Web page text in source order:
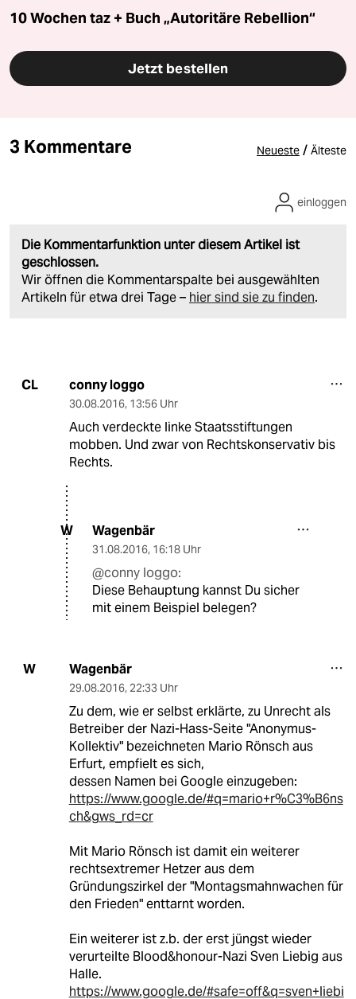
10 Wochen taz + Buch „Autoritäre Rebellion“
Jetzt bestellen
3 Kommentare Neueste / Älteste
Die Kommentarfunktion unter diesem Artikel ist
geschlossen.
Wir öffnen die Kommentarspalte bei ausgewählten
Artikeln für etwa drei Tage – hier sind sie zu finden.
einloggen
CL conny loggo
30.08.2016, 13:56 Uhr
Auch verdeckte linke Staatsstiftungen
mobben. Und zwar von Rechtskonservativ bis
Rechts.
W Wagenbär
31.08.2016, 16:18 Uhr
@conny loggo:
Diese Behauptung kannst Du sicher
mit einem Beispiel belegen?
W Wagenbär
29.08.2016, 22:33 Uhr
Zu dem, wie er selbst erklärte, zu Unrecht als
Betreiber der Nazi-Hass-Seite "Anonymus-
Kollektiv" bezeichneten Mario Rönsch aus
Erfurt, empfielt es sich,
dessen Namen bei Google einzugeben:
https://www.google.de/#q=mario+r%C3%B6ns
ch&gws_rd=cr
Mit Mario Rönsch ist damit ein weiterer
rechtsextremer Hetzer aus dem
Gründungszirkel der "Montagsmahnwachen für
den Frieden" enttarnt worden.
Ein weiterer ist z.b. der erst jüngst wieder
verurteilte Blood&honour-Nazi Sven Liebig aus
Halle.
https://www.google.de/#safe=off&q=sven+liebi